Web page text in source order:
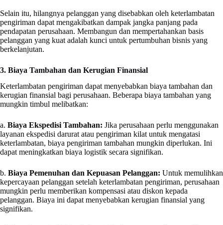
Selain itu, hilangnya pelanggan yang disebabkan oleh keterlambatan
pengiriman dapat mengakibatkan dampak jangka panjang pada
pendapatan perusahaan. Membangun dan mempertahankan basis
pelanggan yang kuat adalah kunci untuk pertumbuhan bisnis yang
berkelanjutan.
3. Biaya Tambahan dan Kerugian Finansial
Keterlambatan pengiriman dapat menyebabkan biaya tambahan dan
kerugian finansial bagi perusahaan. Beberapa biaya tambahan yang
mungkin timbul melibatkan:
a. Biaya Ekspedisi Tambahan: Jika perusahaan perlu menggunakan
layanan ekspedisi darurat atau pengiriman kilat untuk mengatasi
keterlambatan, biaya pengiriman tambahan mungkin diperlukan. Ini
dapat meningkatkan biaya logistik secara signifikan.
b. Biaya Pemenuhan dan Kepuasan Pelanggan: Untuk memulihkan
kepercayaan pelanggan setelah keterlambatan pengiriman, perusahaan
mungkin perlu memberikan kompensasi atau diskon kepada
pelanggan. Biaya ini dapat menyebabkan kerugian finansial yang
signifikan.